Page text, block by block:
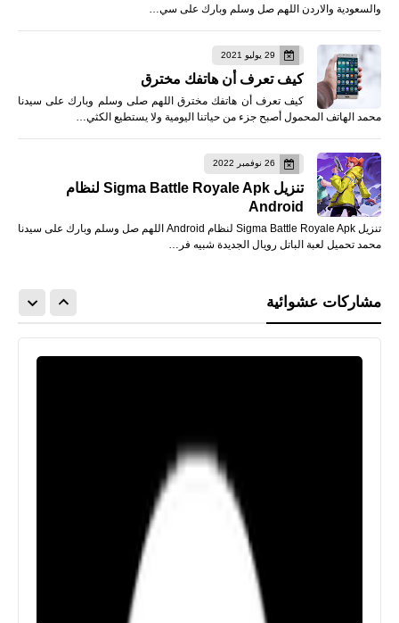
والسعودية والاردن اللهم صل وسلم وبارك على سي…
29 يوليو 2021
كيف تعرف أن هاتفك مخترق
كيف تعرف أن هاتفك مخترق اللهم صلى وسلم وبارك على سيدنا
محمد الهاتف المحمول أصبح جزء من حياتنا اليومية ولا يستطيع الكثي…
26 نوفمبر 2022
تنزيل Sigma Battle Royale Apk لنظام
Android
تنزيل Sigma Battle Royale Apk لنظام Android اللهم صل وسلم وبارك على سيدنا
محمد تحميل لعبة الباتل رويال الجديدة شبيه فر…
مشاركات عشوائية